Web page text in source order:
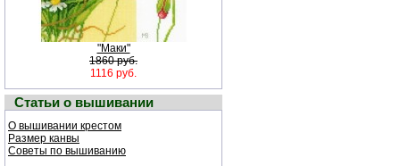
"Маки"
1860 руб.
1116 руб.
Статьи о вышивании
О вышивании крестом
Размер канвы
Советы по вышиванию